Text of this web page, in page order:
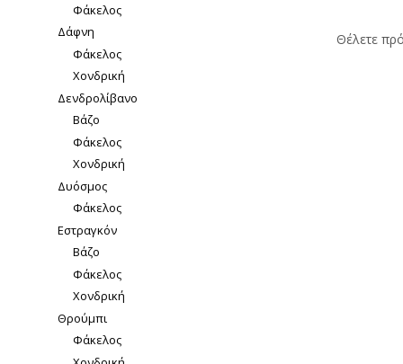
Θέλετε
Φάκελος
Δάφνη
Φάκελος
Χονδρική
Δενδρολίβανο
Βάζο
Φάκελος
Χονδρική
Δυόσμος
Φάκελος
Εστραγκόν
Βάζο
Φάκελος
Χονδρική
Θρούμπι
Φάκελος